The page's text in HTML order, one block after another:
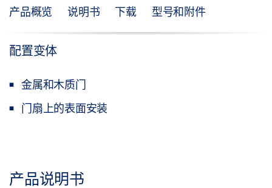
产品概览 说明书 下载 型号和附件
配置变体
金属和木质门
门扇上的表面安装
产品说明书